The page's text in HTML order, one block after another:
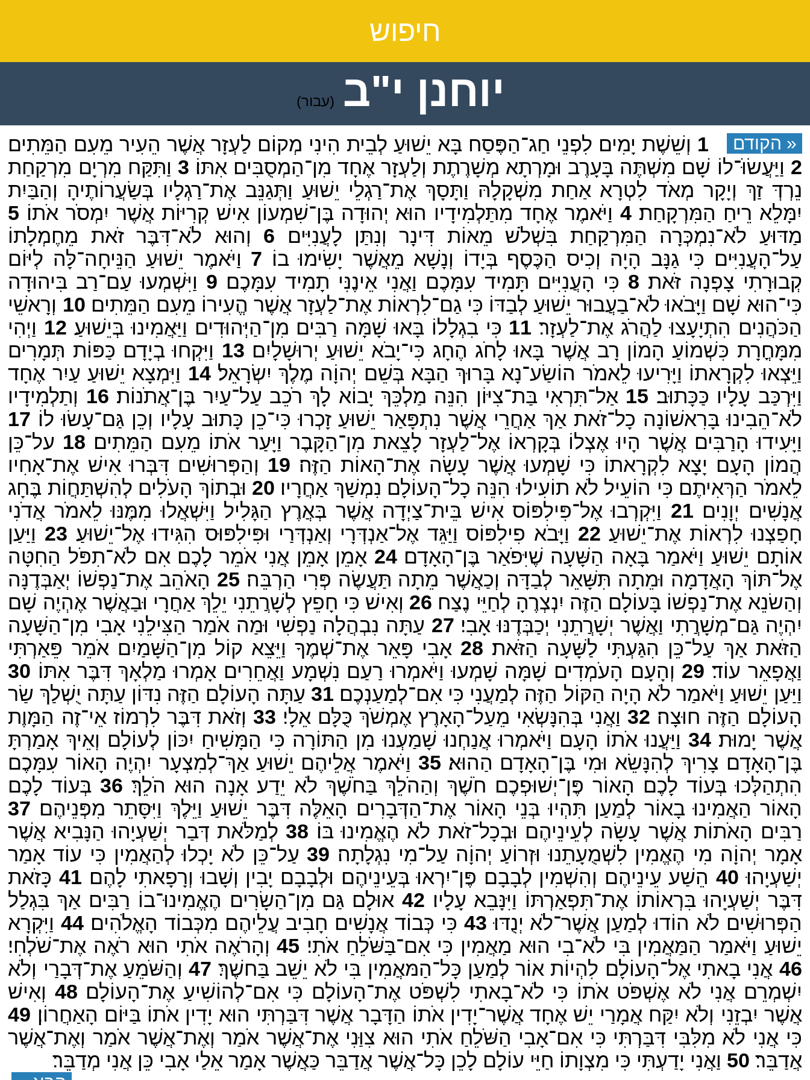
חיפוש
יוחנן י"ב (עבור)
« הקודם 1 וְשֵׁשֶׁת יָמִים לִפְנֵי חַג־הַפֶּסַח בָּא יֵשׁוּעַ לְבֵית הִינִי מְקוֹם לַעְזָר אֲשֶׁר הֵעִיר מֵעִם הַמֵּתִים׃
2 וַיַּעֲשׂוֹּ־לוֹ שָׁם מִשְׁתֶּה בָּעָרֶב וּמָרְתָא מְשָׁרֶתֶת וְלַעְזָר אֶחָד מִן־הַמְסֻבִּים אִתּוֹ׃ 3 וַתִּקַּח מִרְיָם מִרְקַחַת
נֵרְדְּ זַךְ וְיָקָר מְאֹד לִטְרָא אַחַת מִשְׁקָלָהּ וַתָּסָךְ אֶת־רַגְלֵי יֵשׁוּעַ וַתְּגַנֵּב אֶת־רַגְלָיו בְּשַׂעֲרוֹתֶיהָ וְהַבַּיִת
יִמָּלֵא רֵיחַ הַמִּרְקָחַת׃ 4 וַיֹּאמֶר אֶחָד מִתַּלְמִידָיו הוּא יְהוּדָה בֶּן־שִׁמְעוֹן אִישׁ קְרִיּוֹת אֲשֶׁר יִמְסֹר אֹתוֹ׃ 5
מַדּוּעַ לֹא־נִמְכְּרָה הַמִּרְקַחַת בִּשְׁלֹשׁ מֵאוֹת דִּינָר וְנִתַּן לָעֲנִיִּים׃
6 וְהוּא לֹא־דִּבֶּר זֹאת מֵחֶמְלָתוֹ
עַל־הָעֲנִיִּים כִּי גַנָּב הָיָה וְכִיס הַכֶּסֶף בְּיָדוֹ וְנָשָׁא מֵאֲשֶׁר יָשִׂימוּ בוֹ׃ 7 וַיֹּאמֶר יֵשׁוּעַ הַנֵּיחָה־לָּה לְיּוֹם
קְבוּרָתִי צָפְנָה זֹּאת׃ 8 כִּי הָעֲנִיִּים תָּמִיד עִמָּכֶם וַאֲנִי אֵינֶנִּי תָמִיד עִמָּכֶם׃ 9 וַיִּשְׁמְעוּ עַם־רַב בִּיהוּדָה
כִּי־הוּא שָׁם וַיָּבֹאוּ לֹא־בַעֲבוּר יֵשׁוּעַ לְבַדּוֹ כִּי גַם־לִרְאוֹת אֶת־לַעְזָר אֲשֶׁר הֱעִירוֹ מֵעִם הַמֵּתִים׃ 10 וְרָאשֵׁי
הַכֹּהֲנִים הִתְיָעָצוּ לַהֲרֹג אֶת־לַעְזָר׃ 11 כִּי בִגְלָלוֹ בָּאוּ שָׁמָּה רַבִּים מִן־הַיְּהוּדִים וַיַּאֲמִינוּ בְּיֵשׁוּעַ׃ 12 וַיְהִי
מִמָּחֳרָת כִּשְׁמוֹעַ הָמוֹן רָב אֲשֶׁר בָּאוּ לָחֹג הֶחָג כִּי־יָבֹא יֵשׁוּעַ יְרוּשָׁלָיִם׃ 13 וַיִּקְחוּ בְיָדָם כַּפּוֹת תְּמָרִים
וַיֵּצְאוּ לִקְרָאתוֹ וַיָּרִיעוּ לֵאמֹר הוֹשַׂע־נָא בָּרוּךְ הַבָּא בְּשֵׁם יְהוָֹה מֶלֶךְ יִשְׂרָאֵל׃ 14 וַיִּמְצָא יֵשׁוּעַ עַיִר אֶחָד
וַיִּרְכַּב עָלָיו כַּכָּתוּב׃ 15 אַל־תִּרְאִי בַּת־צִיּוֹן הִנֵּה מַלְכֵּךְ יָבוֹא לָךְ רֹכֵב עַל־עַיִר בֶּן־אֲתֹנוֹת׃ 16 וְתַלְמִידָיו
לֹא־הֵבִינוּ בָּרִאשׁוֹנָה כָל־זֹאת אַךְ אַחֲרֵי אֲשֶׁר נִתְפָּאַר יֵשׁוּעַ זָכְרוּ כִּי־כֵן כָּתוּב עָלָיו וְכֵן גַּם־עָשׂוּ לוֹ׃ 17
וַיָּעִידוּ הָרַבִּים אֲשֶׁר הָיוּ אֶצְלוֹ בְּקָרְאוֹ אֶל־לַעְזָר לָצֵאת מִן־הַקָּבֶר וַיָּעַר אֹתוֹ מֵעִם הַמֵּתִים׃ 18 על־כֵּן
הֲמוֹן הָעָם יָצָא לִקְרָאתוֹ כִּי שָׁמְעוּ אֲשֶׁר עָשָׂה אֶת־הָאוֹת הַזֶּה׃ 19 וְהַפְּרוּשִׁים דִּבְּרוּ אִישׁ אֶת־אָחִיו
לֵאמֹר הַרְּאִיתֶם כִּי הוֹעֵיל לֹא תוֹעִילוּ הִנֵּה כָל־הָעוֹלָם נִמְשַׁךְ אַחֲרָיו׃ 20 וּבְתוֹךְ הָעֹלִים לְהִשְׁתַּחֲוֹת בֶּחָג
אֲנָשִׁים יְוָנִים׃ 21 וַיִּקְרְבוּ אֶל־פִּילִפּוֹס אִישׁ בֵּית־צַיְדָה אֲשֶׁר בְּאֲרֶץ הַגָּלִיל וַיִּשְׁאֲלוּ מִמֶּנּוּ לֵאמֹר אֲדֹנִי
חָפַצְנוּ לִרְאוֹת אֶת־יֵשׁוּעַ׃ 22 וַיָּבֹא פִילִפּוֹס וַיַּגֵּד אֶל־אַנְדְּרָי וְאַנְדְּרַי וּפִּילִפּוּס הִגִּידוּ אֶל־יֵשׁוּעַ׃ 23 וַיַּעַן
אוֹתָם יֵשׁוּעַ וַיֹּאמַר בָּאָה הַשָּׁעָה שֶׁיִּפֹאַר בֶּן־הָאָדָם׃ 24 אָמֵן אָמֵן אֲנִי אֹמֵר לָכֶם אִם לֹא־תִפֹּל הַחִטָּה
אֶל־תּוֹךְ הָאֲדָמָה וּמֵתָה תִּשָּׁאֵר לְבַדָּה וְכַאֲשֶׁר מֵתָה תַּעֲשֶׂה פְּרִי הַרְבֵּה׃ 25 הָאֹהֵב אֶת־נַפְשׁוֹ יְאַבְּדֶנָּה
וְהַשׂנֵא אֶת־נַפְשׁוֹ בָּעוֹלָם הַזֶּה יִנְצְרֶהָ לְחַיֵּי נֶצַח׃ 26 וְאִישׁ כִּי חָפֵץ לְשָׁרֲתֵנִי יֵלֵךְ אַחֲרָי וּבַאֲשֶׁר אֶהְיֶה שָׁם
יִהְיֶה גַּם־מְשָׁרֲתִי וַאֲשֶׁר יְשָׁרֲתֵנִי יְכַבְּדֶנּוּ אָבִי׃ 27 עַתָּה נִבְהֲלָה נַפְשִׁי וּמַה אֹמַר הַצִּילֵנִי אָבִי מִן־הַשָּׁעָה
הַזֹּאת אַךְ עַל־כֵּן הִגַּעְתִּי לַשָּׁעָה הַזֹּאת׃ 28 אָבִי פָּאֵר אֶת־שְׁמֶךָ וַיֵּצֵא קוֹל מִן־הַשָּׁמַיִם אֹמֵר פֵּאַרְתִּי
וַאֲפָאֵר עוֹד׃ 29 וְהָעָם הָעֹמְדִים שָׁמָּה שָׁמְעוּ וַיֹּאמְרוּ רַעַם נִשְׁמָע וַאֲחֵרִים אָמְרוּ מַלְאָךְ דִּבֶּר אִתּוֹ׃ 30
וַיַּעַן יֵשׁוּעַ וַיֹּאמַר לֹא הָיָה הַקּוֹל הַזֶּה לְמַעֲנִי כִּי אִם־לְמַעַנְכֶם׃ 31 עַתָּה הָעוֹלָם הַזֶּה נִדּוֹן עַתָּה יֻשְׁלַךְ שַׂר
הָעוֹלָם הַזֶּה חוּצָה׃ 32וַאֲנִי בְּהִנָּשְׂאִי מֵעַל־הָאָרֶץ אֶמְשֹׁךְ כֻּלָּם אֵלָי׃ 33 וְזֹאת דִּבֶּר לִרְמוֹז אֵי־זֶה הַמָּוֶת
אֲשֶׁר יָמוּת׃ 34וַיַּעֲנוּ אֹתוֹ הָעָם וַיֹּאמְרוּ אֲנַחְנוּ שָׁמַעְנוּ מִן הַתּוֹרָה כִּי הַמָּשִׁיחַ יִכּוֹן לְעוֹלָם וְאֵיךְ אָמַרְתָּ
בֶּן־הָאָדָם צָרִיךְ לְהִנָּשֵׂא וּמִי בֶּן־הָאָדָם הַהוּא׃ 35 וַיֹּאמֶר אֲלֵיהֶם יֵשׁוּעַ אַךְ־לְמִצְעָר יִהְיֶה הָאוֹר עִמָּכֶם
הִתְהַלְּכוּ בְּעוֹד לָכֶם הָאוֹר פֶּן־יְשׁוּפְכֶם חֹשֶׁךְ וְהַהֹלֵךְ בַּחֹשֶׁךְ לֹא יֵדַע אָנָה הוּא הֹלֵךְ׃ 36בְּעוֹד לָכֶם
הָאוֹר הַאֲמִינוּ בָאוֹר לְמַעַן תִּהְיוּ בְּנֵי הָאוֹר אֶת־הַדְּבָרִים הָאֵלֶּה דִּבֶּר יֵשׁוּעַ וַיֵּלֶךְ וַיִּסָּתֵר מִפְּנֵיהֶם׃ 37
רַבִּים הָאֹתוֹת אֲשֶׁר עָשָׂה לְעֵינֵיהֶם וּבְכָל־זֹאת לֹא הֶאֱמִינוּ בּוֹ׃ 38לְמַלֹּאת דְּבַר יְשַׁעְיָהוּ הַנָּבִיא אֲשֶׁר
אָמָר יְהוָֹה מִי הֶאֱמִין לִשְׁמֻעָתֵנוּ וּזְרוֹעַ יְהוָֹה עַל־מִי נִגְלָתָה׃ 39עַל־כֵּן לֹא יָכְלוּ לְהַאֲמִין כִּי עוֹד אָמַר
יְשַׁעְיָהוּ׃ 40הֵשַׁע עֵינֵיהֶם וְהִשְׁמִין לְבָבָם פֶּן־יִרְאוּ בְּעֵינֵיהֶם וּלְבָבָם יָבִין וְשָׁבוּ וְרָפָאתִי לָהֶם׃ 41כָּזֹאת
דִּבֶּר יְשַׁעְיָהוּ בִּרְאוֹתוֹ אֶת־תִּפְאַרְתּוֹ וַיִּנָּבֵא עָלָיו׃ 42 אוּלָם גַּם מִן־הַשָׂרִים הֶאֱמִינוּ־בוֹ רַבִּים אַךְ בִּגְלַל
הַפְּרוּשִׁים לֹא הוֹדוּ לְמַעַן אֲשֶׁר־לֹא יְנֻדּוּ׃ 43 כִּי כְּבוֹד אֲנָשִׁים חָבִיב עֲלֵיהֶם מִכְּבוֹד הָאֱלֹהִים׃ 44וַיִּקְרָא
יֵשׁוּעַ וַיֹּאמַר הַמַּאֲמִין בִּי לֹא־בִי הוּא מַאֲמִין כִּי אִם־בַּשֹּׁלֵחַ אֹתִי׃ 45וְהָרֹאֶה אֹתִי הוּא רֹאֶה אֶת־שֹׁלְחִי׃
46 אֲנִי בָאתִי אֶל־הָעוֹלָם לִהְיוֹת אוֹר לְמַעַן כָּל־הַמּאֲמִין בִּי לֹא יֵשֵׁב בַּחשֶׁךְ׃ 47וְהַשֹּׁמֵעַ אֶת־דְּבָרַי וְלֹא
יִשְׁמְרֵם אֲנִי לֹא אֶשְׁפֹּט אֹתוֹ כִּי לֹא־בָאתִי לִשְׁפֹּט אֶת־הָעוֹלָם כִּי אִם־לְהוֹשִׁיעַ אֶת־הָעוֹלָם׃ 48 וְאִישׁ
אֲשֶׁר יִבְזֵנִי וְלֹא יִקַּח אֲמָרַי יֵשׁ אֶחָד אֲשֶׁר־יָדִין אֹתוֹ הַדָּבָר אֲשֶׁר דִּבַּרְתִּי הוּא יָדִין אֹתוֹ בַּיּוֹם הָאַחֲרוֹן׃ 49
כִּי אֲנִי לֹא מִלִּבִּי דִּבַּרְתִּי כִּי אִם־אָבִי הַשֹּׁלֵחַ אֹתִי הוּא צִוַּנִי אֶת־אֲשֶׁר אֹמַר וְאֶת־אֲשֶׁר אֹמַר וְאֶת־אֲשֶׁר
אֲדַבֵּר׃ 50 וַאֲנִי יָדַעְתִּי כִּי מִצְוָתוֹ חַיֵּי עוֹלָם לָכֵן כָּל־אֲשֶׁר אֲדַבֵּר כַּאֲשֶׁר אָמַר אֵלַי אָבִי כֵּן אֲנִי מְדַבֵּר׃